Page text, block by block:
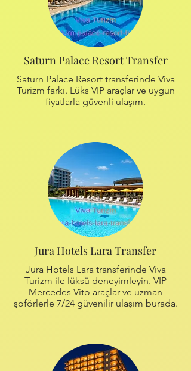
Saturn Palace Resort Transfer
Saturn Palace Resort transferinde Viva
Turizm farkı. Lüks VIP araçlar ve uygun
fiyatlarla güvenli ulaşım.
Jura Hotels Lara Transfer
Jura Hotels Lara transferinde Viva
Turizm ile lüksü deneyimleyin. VIP
Mercedes Vito araçlar ve uzman
şoförlerle 7/24 güvenilir ulaşım burada.